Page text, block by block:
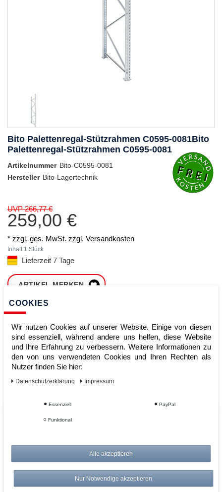
Bito Palettenregal-Stützrahmen C0595-0081Bito
Palettenregal-Stützrahmen C0595-0081
Artikelnummer Bito-C0595-0081
Hersteller Bito-Lagertechnik
UVP 266,77 €
259,00 €
* zzgl. ges. MwSt. zzgl. Versandkosten
Inhalt 1 Stück
Lieferzeit 7 Tage
ARTIKEL MERKEN
Sofort lieferbar
Vom Profi für Profis - Ihre Vorteile
Versandkostenfrei ab 150€
Risikolos: 14 Tage Rückgabe
COOKIES
Wir nutzen Cookies auf unserer Website. Einige von diesen
sind essenziell, während andere uns helfen, diese Website
und Ihre Erfahrung zu verbessern. Weitere Informationen zu
den von uns verwendeten Cookies und Ihren Rechten als
Nutzer finden Sie hier:
Daten­schutz­erklärung Impressum
Essenziell PayPal
Funktional
Alle akzeptieren
Nur Notwendige akzeptieren